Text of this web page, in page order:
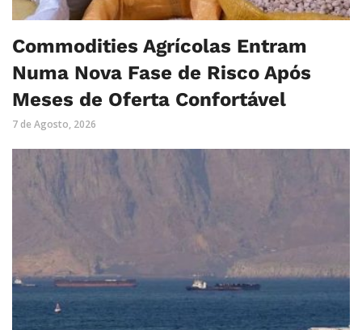
Commodities Agrícolas Entram
Numa Nova Fase de Risco Após
Meses de Oferta Confortável
7 de Agosto, 2026